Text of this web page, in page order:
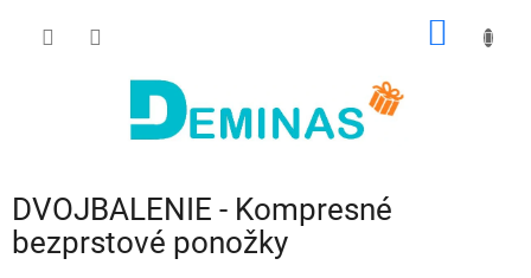
DVOJBALENIE - Kompresné
bezprstové ponožky